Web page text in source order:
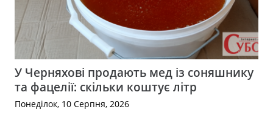
У Черняхові продають мед із соняшнику
та фацелії: скільки коштує літр
Понеділок, 10 Серпня, 2026